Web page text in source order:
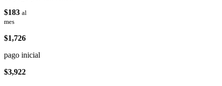
$183 al
mes
$1,726
pago inicial
$3,922